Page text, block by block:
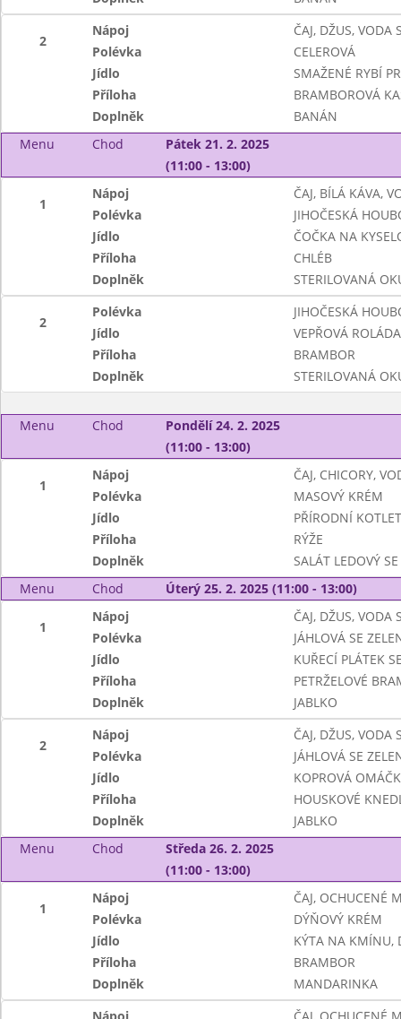
2
Nápoj
ČAJ, DŽUS, VODA
Polévka
CELEROVÁ
Jídlo
SMAŽENÉ RYBÍ
Příloha
BRAMBOROVÁ
Doplněk
BANÁN
Menu
Chod
Pátek 21. 2. 2025
(11:00 - 13:00)
1
Nápoj
ČAJ, BÍLÁ KÁVA,
Polévka
JIHOČESKÁ
Jídlo
ČOČKA NA
Příloha
CHLÉB
Doplněk
STERILOVANÁ
2
Polévka
JIHOČESKÁ
Jídlo
VEPŘOVÁ
Příloha
BRAMBOR
Doplněk
STERILOVANÁ
Menu Chod
Pondělí 24. 2. 2025
(11:00 - 13:00)
1
Nápoj
ČAJ, CHICORY,
Polévka
MASOVÝ KRÉM
Jídlo
PŘÍRODNÍ
Příloha
RÝŽE
Doplněk
SALÁT LEDOVÝ
Menu
Chod Úterý 25. 2. 2025 (11:00 - 13:00)
1
Nápoj
ČAJ, DŽUS, VODA
Polévka
JÁHLOVÁ SE
Jídlo
KUŘECÍ PLÁTEK
Příloha
PETRŽELOVÉ
Doplněk
JABLKO
2
Nápoj
ČAJ, DŽUS, VODA
Polévka
JÁHLOVÁ SE
Jídlo
KOPROVÁ
Příloha
HOUSKOVÉ
Doplněk
JABLKO
Menu
Chod
Středa 26. 2. 2025
(11:00 - 13:00)
1
Nápoj
ČAJ, OCHUCENÉ
Polévka
DÝŇOVÝ KRÉM
Jídlo
KÝTA NA KMÍNU,
Příloha
BRAMBOR
Doplněk
MANDARINKA